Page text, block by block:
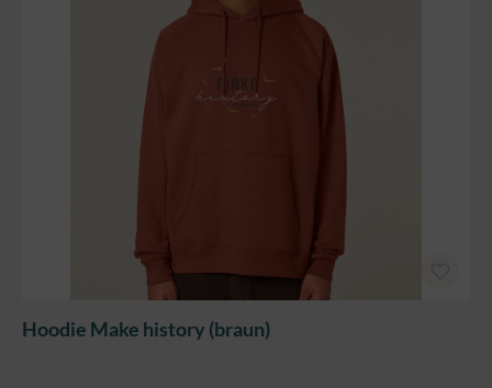
Hoodie Make history (braun)